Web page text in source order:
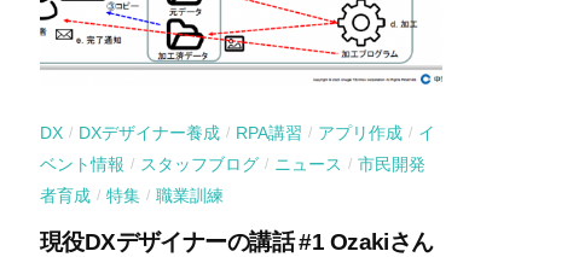
DX / DXデザイナー養成 / RPA講習 / アプリ作成 / イ
ベント情報 / スタッフブログ / ニュース / 市民開発
者育成 / 特集 / 職業訓練
現役DXデザイナーの講話 #1 Ozakiさん